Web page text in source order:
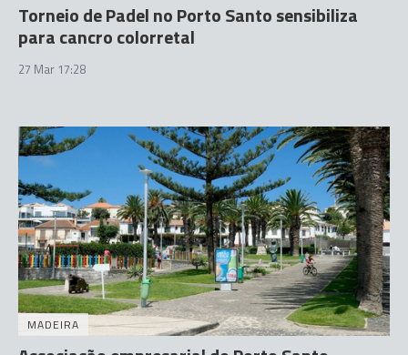
Torneio de Padel no Porto Santo sensibiliza
para cancro colorretal
27 Mar 17:28
MADEIRA